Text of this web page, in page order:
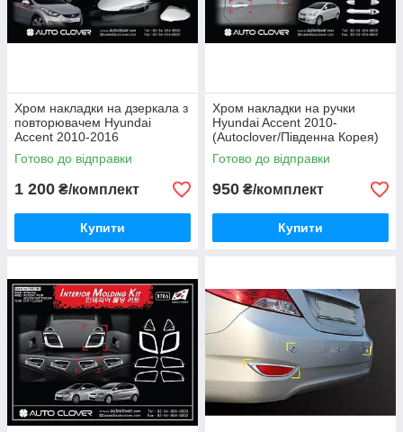
Хром накладки на дзеркала з
повторювачем Hyundai
Accent 2010-2016
Готово до відправки
1 200 ₴/комплект
Купити
Хром накладки на ручки
Hyundai Accent 2010-
(Autoclover/Південна Корея)
Готово до відправки
950 ₴/комплект
Купити